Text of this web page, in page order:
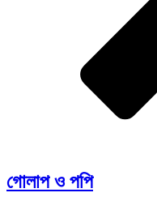
গোলাপ ও পপি